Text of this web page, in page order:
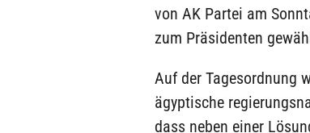
von AK Partei am
zum Präsidenten
Auf der Tagesordnung
ägyptische
dass neben einer